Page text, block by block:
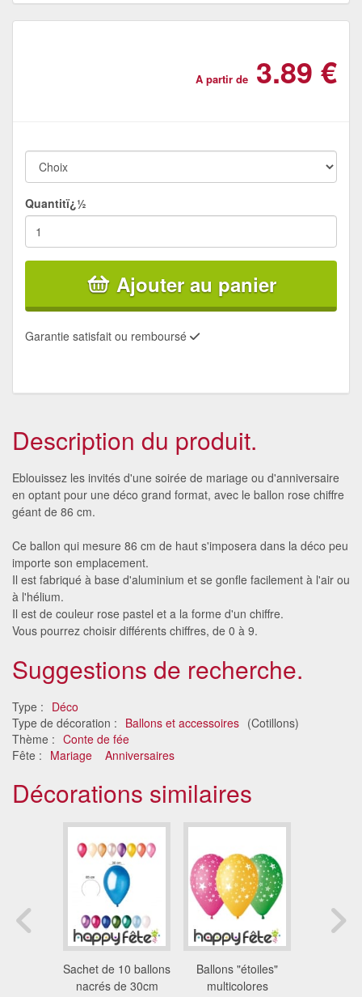
A partir de 3.89 €
Quantitï¿½
Ajouter au panier
Garantie satisfait ou remboursé
Description du produit.
Eblouissez les invités d'une soirée de mariage ou d'anniversaire
en optant pour une déco grand format, avec le ballon rose chiffre
géant de 86 cm.
Ce ballon qui mesure 86 cm de haut s'imposera dans la déco peu
importe son emplacement.
Il est fabriqué à base d'aluminium et se gonfle facilement à l'air ou
à l'hélium.
Il est de couleur rose pastel et a la forme d'un chiffre.
Vous pourrez choisir différents chiffres, de 0 à 9.
Suggestions de recherche.
Type : Déco
Type de décoration : Ballons et accessoires (Cotillons)
Thème : Conte de fée
Fête : Mariage Anniversaires
Décorations similaires
Sachet de 10 ballons
nacrés de 30cm
Ballons "étoiles"
multicolores